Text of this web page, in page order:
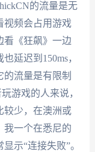
的流量是无
视频会占用游戏
看《狂飙》一边
延迟到150ms，
流量是有限制
游戏的人来说，
较少，在澳洲或
我一个在悉尼的
示“连接失败”。